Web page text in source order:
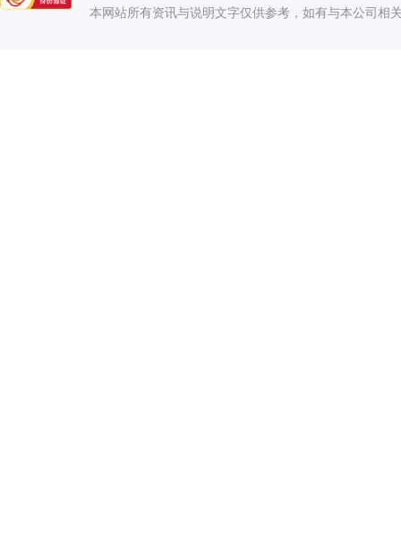
本网站所有资讯与说明文字仅供参考，如有与本公司相